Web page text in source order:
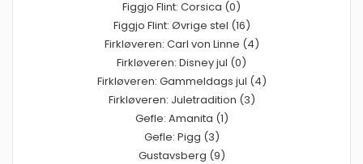
Figgjo Flint: Corsica (0)
Figgjo Flint: Øvrige stel (16)
Firkløveren: Carl von Linne (4)
Firkløveren: Disney jul (0)
Firkløveren: Gammeldags jul (4)
Firkløveren: Juletradition (3)
Gefle: Amanita (1)
Gefle: Pigg (3)
Gustavsberg (9)